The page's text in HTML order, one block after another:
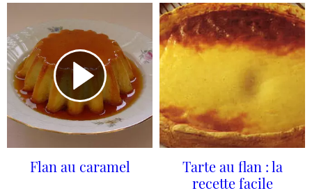
Flan au caramel
Tarte au flan : la
recette facile